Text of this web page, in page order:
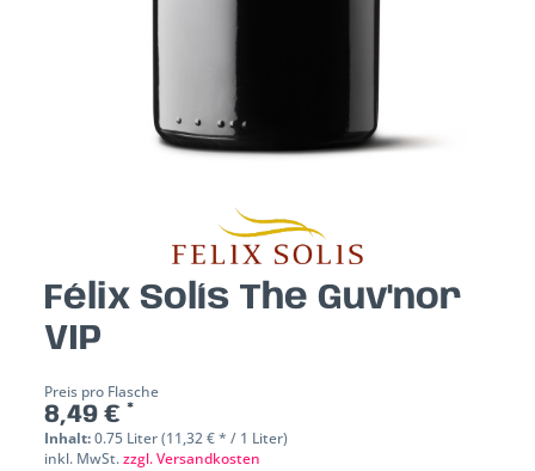
Félix Solís The Guv'nor
VIP
Preis pro Flasche
8,49 € *
Inhalt:0.75 Liter (11,32 € * / 1 Liter)
inkl. MwSt.zzgl. Versandkosten